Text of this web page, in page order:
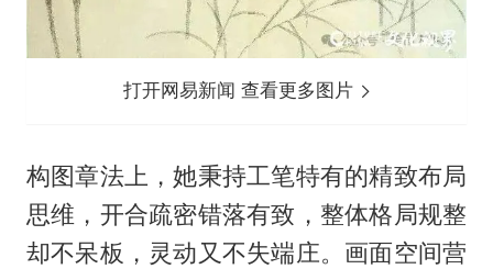
打开网易新闻 查看更多图片
构图章法上，她秉持工笔特有的精致布局
思维，开合疏密错落有致，整体格局规整
却不呆板，灵动又不失端庄。画面空间营